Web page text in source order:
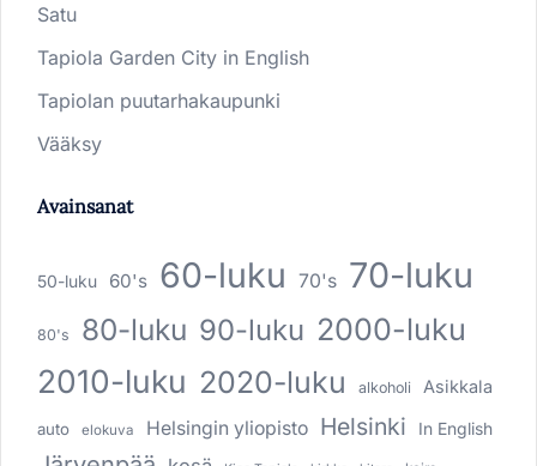
Satu
Tapiola Garden City in English
Tapiolan puutarhakaupunki
Vääksy
Avainsanat
50-luku 60's 60-luku 70's 70-luku
80's 80-luku 90-luku 2000-luku
2010-luku 2020-luku alkoholi Asikkala
auto elokuva Helsingin yliopisto Helsinki In English